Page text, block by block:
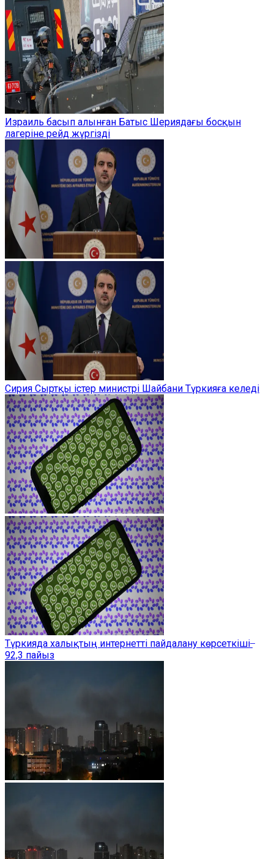
Израиль басып алынған Батыс Шериядағы босқын
лагеріне рейд жүргізді
Сирия Сыртқы істер министрі Шайбани Түркияға келеді
Түркияда халықтың интернетті пайдалану көрсеткіші ̶
92,3 пайыз